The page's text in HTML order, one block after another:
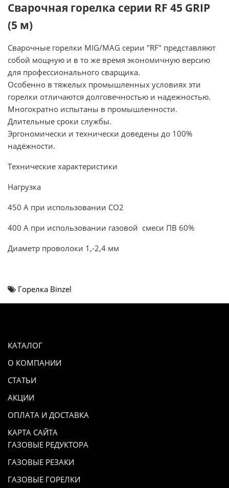
Сварочная горелка серии RF 45 GRIP
(5 м)
Сварочные горелки MIG/MAG серии "RF" представляют
собой мощную и в то же время экономичную версию
для профессионального сварщика.
Особенно в тяжелых промышленных условиях эти
горелки отличаются долговечностью и надежностью.
Многократно испытаны в промышленности.
Длительные сроки службы.
Эргономически и технически доведены до 100%
надёжности.
Технические характеристики
Нагрузка
450 А при использовании CO2
400 A при использовании газовой смеси ПВ 60%
Диаметр проволоки 1,-2,4 мм
Горелка Binzel
КАТАЛОГ
О КОМПАНИИ
СТАТЬИ
АКЦИИ
ОПЛАТА И ДОСТАВКА
КАРТА САЙТА
ГАЗОВЫЕ РЕДУКТОРА
ГАЗОВЫЕ РЕЗАКИ
ГАЗОВЫЕ ГОРЕЛКИ